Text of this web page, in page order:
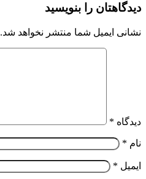
دیدگاهتان را بنویسید
نشانی ایمیل شما منتشر نخواهد شد.
دیدگاه *
نام *
ایمیل *